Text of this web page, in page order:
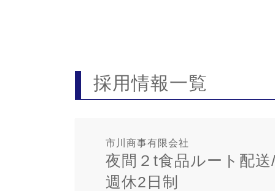
採用情報一覧
市川商事有限会社
夜間２t食品ルート配
週休2日制